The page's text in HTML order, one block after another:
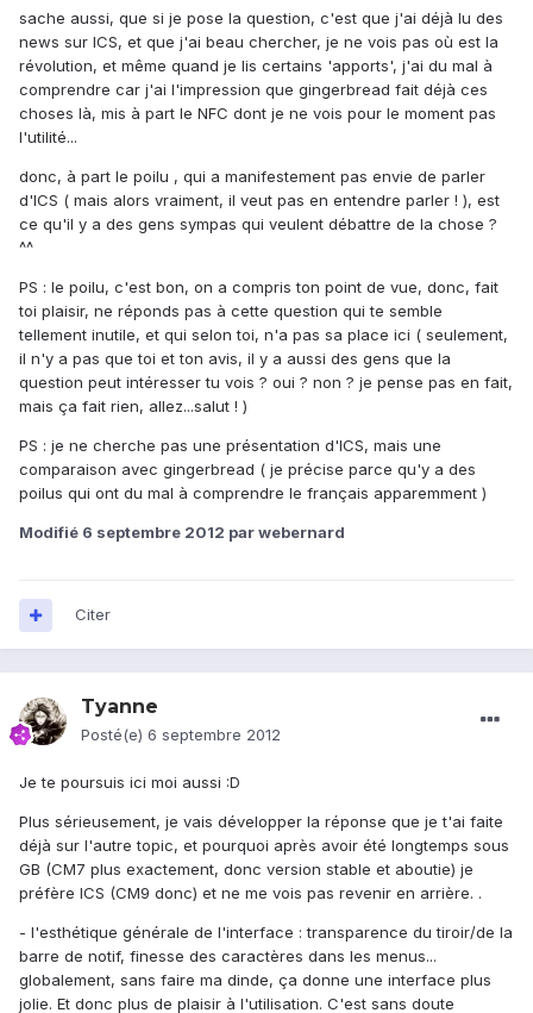
sache aussi, que si je pose la question, c'est que j'ai déjà lu des
news sur ICS, et que j'ai beau chercher, je ne vois pas où est la
révolution, et même quand je lis certains 'apports', j'ai du mal à
comprendre car j'ai l'impression que gingerbread fait déjà ces
choses là, mis à part le NFC dont je ne vois pour le moment pas
l'utilité...
donc, à part le poilu , qui a manifestement pas envie de parler
d'ICS ( mais alors vraiment, il veut pas en entendre parler ! ), est
ce qu'il y a des gens sympas qui veulent débattre de la chose ?
^^
PS : le poilu, c'est bon, on a compris ton point de vue, donc, fait
toi plaisir, ne réponds pas à cette question qui te semble
tellement inutile, et qui selon toi, n'a pas sa place ici ( seulement,
il n'y a pas que toi et ton avis, il y a aussi des gens que la
question peut intéresser tu vois ? oui ? non ? je pense pas en fait,
mais ça fait rien, allez...salut ! )
PS : je ne cherche pas une présentation d'ICS, mais une
comparaison avec gingerbread ( je précise parce qu'y a des
poilus qui ont du mal à comprendre le français apparemment )
Modifié 6 septembre 2012 par webernard
Citer
Tyanne
Posté(e) 6 septembre 2012
Je te poursuis ici moi aussi :D
Plus sérieusement, je vais développer la réponse que je t'ai faite
déjà sur l'autre topic, et pourquoi après avoir été longtemps sous
GB (CM7 plus exactement, donc version stable et aboutie) je
préfère ICS (CM9 donc) et ne me vois pas revenir en arrière. .
- l'esthétique générale de l'interface : transparence du tiroir/de la
barre de notif, finesse des caractères dans les menus...
globalement, sans faire ma dinde, ça donne une interface plus
jolie. Et donc plus de plaisir à l'utilisation. C'est sans doute